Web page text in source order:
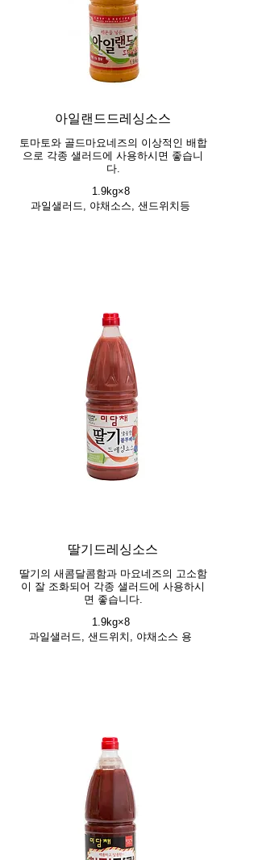
아일랜드드레싱소스
토마토와 골드마요네즈의 이상적인 배합
으로 각종 샐러드에 사용하시면 좋습니
다.
1.9kg×8
과일샐러드, 야채소스, 샌드위치등
딸기드레싱소스
딸기의 새콤달콤함과 마요네즈의 고소함
이 잘 조화되어 각종 샐러드에 사용하시
면 좋습니다.
1.9kg×8
과일샐러드, 샌드위치, 야채소스 용